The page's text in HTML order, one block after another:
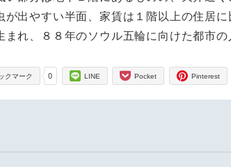
出やすい半面、家賃は１階以上の住居
れ、８８年のソウル五輪に向けた都市
0
クマーク LINE Pocket Pinterest